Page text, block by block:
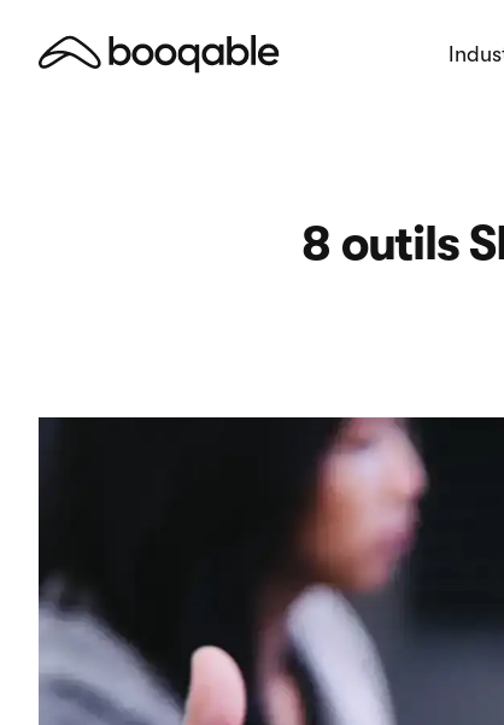
8 outils